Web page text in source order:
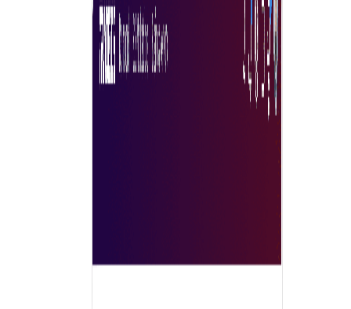
کرتا ہے، جس سے خریداری کے عمل کو آسان بنایا جاتا ہے۔ بہتر
نمائش اور رسائی کاروباروں کو وسیع تر سامعین سے جڑنے کی
اجازت دیتی ہے۔ مزید برآں، جدید ٹولز لین دین کو ہموار کرتے ہیں،
جس سے وہ تیز اور زیادہ محفوظ ہو جاتے ہیں۔ مارکیٹ پلیسز
میں اکثر صارفین کے جائزے اور ریٹنگز شامل ہوتی ہیں، جو
خریداروں کو باخبر فیصلے کرنے میں مدد دیتی ہیں۔ مجموعی طور
پر، یہ تجارت میں کارکردگی، شفافیت اور جدت کو فروغ دیتے ہیں،
جو انہیں اپنی خریداری کی حکمت عملی کو بہتر بنانے کے خواہشمند
جدید کاروباروں کے لیے ناگزیر بنا دیتا ہے۔
اب دریافت کریں
متعارف کراتا ہے، جہاں آپ اپنی کمپنی کی مصنوعات اور خدمات کی